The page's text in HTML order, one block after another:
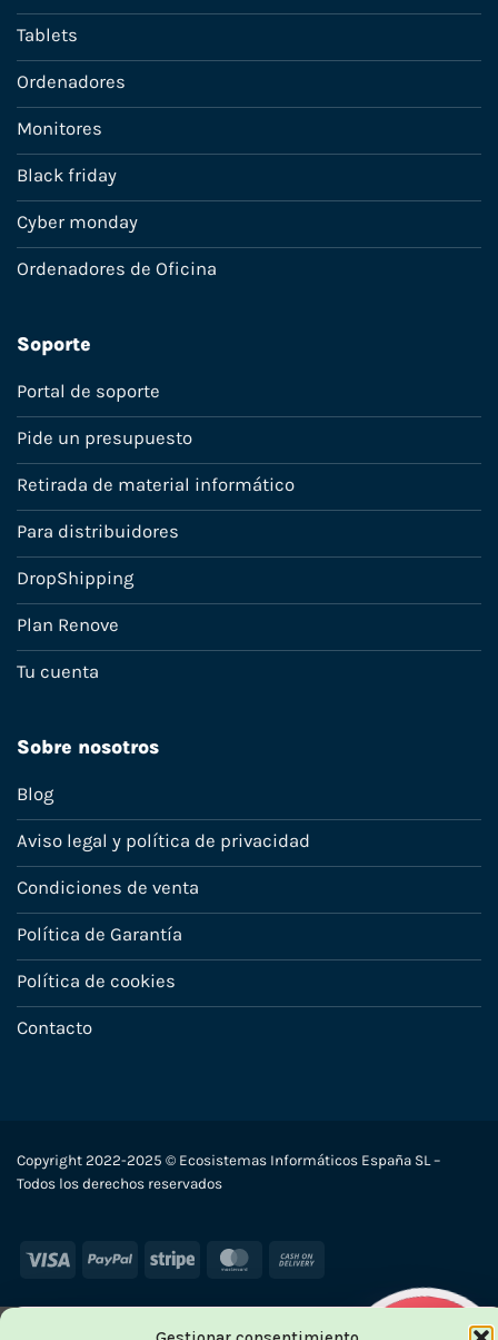
Tablets
Ordenadores
Monitores
Black friday
Cyber monday
Ordenadores de Oficina
Soporte
Portal de soporte
Pide un presupuesto
Retirada de material informático
Para distribuidores
DropShipping
Plan Renove
Tu cuenta
Sobre nosotros
Blog
Aviso legal y política de privacidad
Condiciones de venta
Política de Garantía
Política de cookies
Contacto
Copyright 2022-2025 © Ecosistemas Informáticos España SL –
Todos los derechos reservados
Visa PayPal Stripe MasterCard